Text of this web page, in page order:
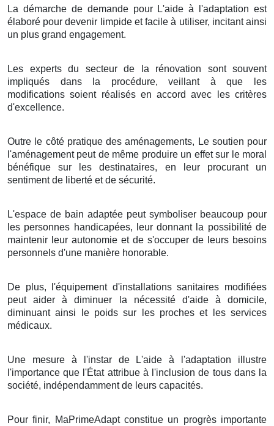
La démarche de demande pour L'aide à l'adaptation est
élaboré pour devenir limpide et facile à utiliser, incitant ainsi
un plus grand engagement.
Les experts du secteur de la rénovation sont souvent
impliqués dans la procédure, veillant à que les
modifications soient réalisés en accord avec les critères
d'excellence.
Outre le côté pratique des aménagements, Le soutien pour
l'aménagement peut de même produire un effet sur le moral
bénéfique sur les destinataires, en leur procurant un
sentiment de liberté et de sécurité.
L'espace de bain adaptée peut symboliser beaucoup pour
les personnes handicapées, leur donnant la possibilité de
maintenir leur autonomie et de s'occuper de leurs besoins
personnels d'une manière honorable.
De plus, l'équipement d'installations sanitaires modifiées
peut aider à diminuer la nécessité d'aide à domicile,
diminuant ainsi le poids sur les proches et les services
médicaux.
Une mesure à l'instar de L'aide à l'adaptation illustre
l'importance que l'État attribue à l'inclusion de tous dans la
société, indépendamment de leurs capacités.
Pour finir, MaPrimeAdapt constitue un progrès importante